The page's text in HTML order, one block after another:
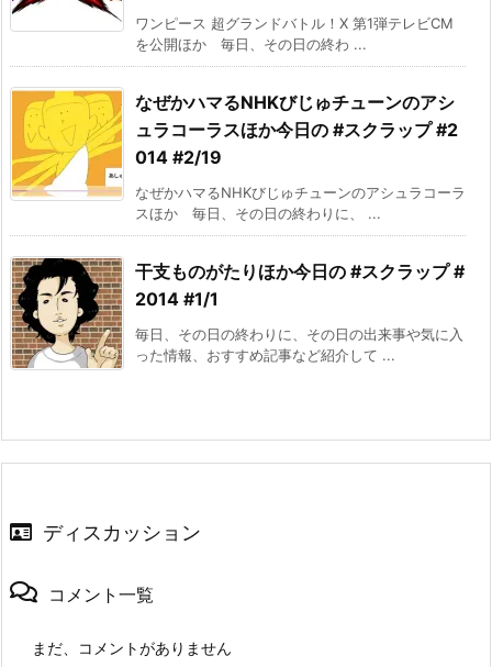
ワンピース 超グランドバトル！X 第1弾テレビCM
を公開ほか 毎日、その日の終わ ...
なぜかハマるNHKびじゅチューンのアシ
ュラコーラスほか今日の #スクラップ #2
014 #2/19
なぜかハマるNHKびじゅチューンのアシュラコーラ
スほか 毎日、その日の終わりに、 ...
干支ものがたりほか今日の #スクラップ #
2014 #1/1
毎日、その日の終わりに、その日の出来事や気に入
った情報、おすすめ記事など紹介して ...
ディスカッション
コメント一覧
まだ、コメントがありません